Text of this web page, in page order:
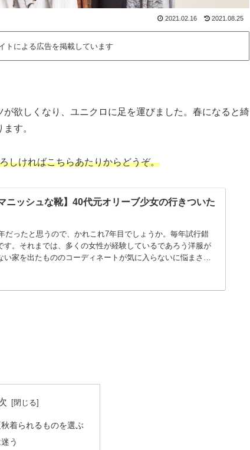
2021.02.16 2021.08.25
トによる広告を掲載しています
欲しくなり、ユニクロに足を運びました。春になると綺
す。
しければこちらあたりからどうぞ。
ニッシュな靴】40代元オリーブ少女の行きついた
だったと思うので、かれこれ7年目でしょうか。毎年試行錯
す。それまでは、多くの女性が経験しているであろう洋服が
家を出たもののコーディネートが気に入らないに悩まされ
着られるものを選ぶ
う